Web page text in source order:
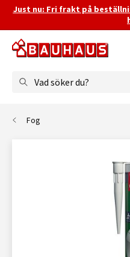
Just nu: Fri frakt på
Vad söker du?
Fog